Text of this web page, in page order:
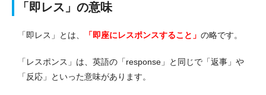
「即レス」の意味
「即レス」とは、 「即座にレスポンスすること」 の略です。
「レスポンス」は、英語の「response」と同じで「返事」や
「反応」といった意味があります。